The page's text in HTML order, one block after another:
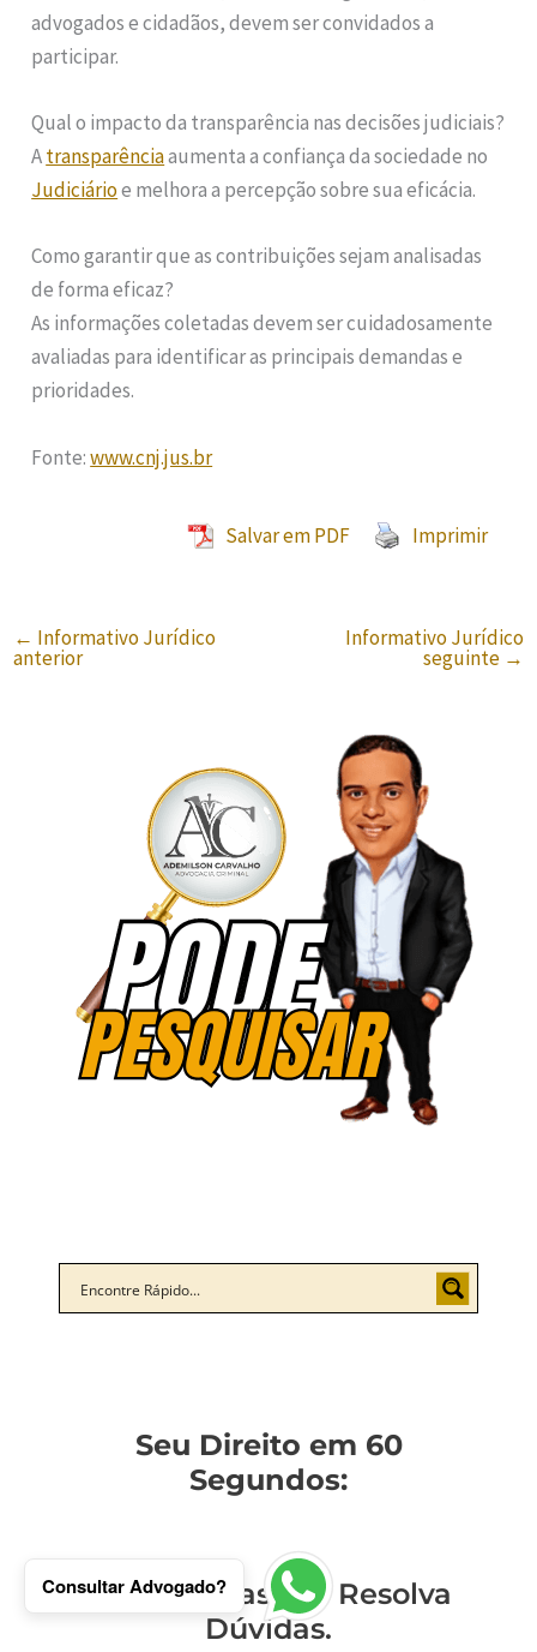
advogados e cidadãos, devem ser convidados a
participar.
Qual o impacto da transparência nas decisões judiciais?
Atransparênciaaumenta a confiança da sociedade no
Judiciárioe melhora a percepção sobre sua eficácia.
Como garantir que as contribuições sejam analisadas
de forma eficaz?
As informações coletadas devem ser cuidadosamente
avaliadas para identificar as principais demandas e
prioridades.
Fonte:www.cnj.jus.br
Salvar em PDF Imprimir
← Informativo Jurídico
anterior
Informativo Jurídico
seguinte →
Seu Direito em 60
Segundos:
Entenda Casos e Resolva
Dúvidas.
Consultar Advogado?